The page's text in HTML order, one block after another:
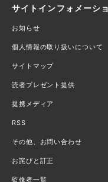
サイトインフォメーシ
お知らせ
個人情報の取り扱いについて
サイトマップ
読者プレゼント提供
提携メディア
RSS
その他、お問い合わせ
お詫びと訂正
監修者一覧